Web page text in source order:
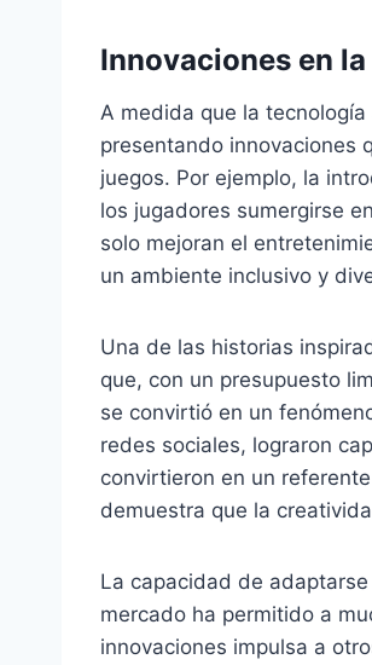
Innovaciones en
A medida que la
presentando innovaciones
juegos. Por ejemplo, la
los jugadores sumergirse
solo mejoran el
un ambiente inclusivo y
Una de las historias
que, con un presupuesto
se convirtió en un
redes sociales, lograron
convirtieron en un
demuestra que la
La capacidad de
mercado ha permitido a
innovaciones impulsa a